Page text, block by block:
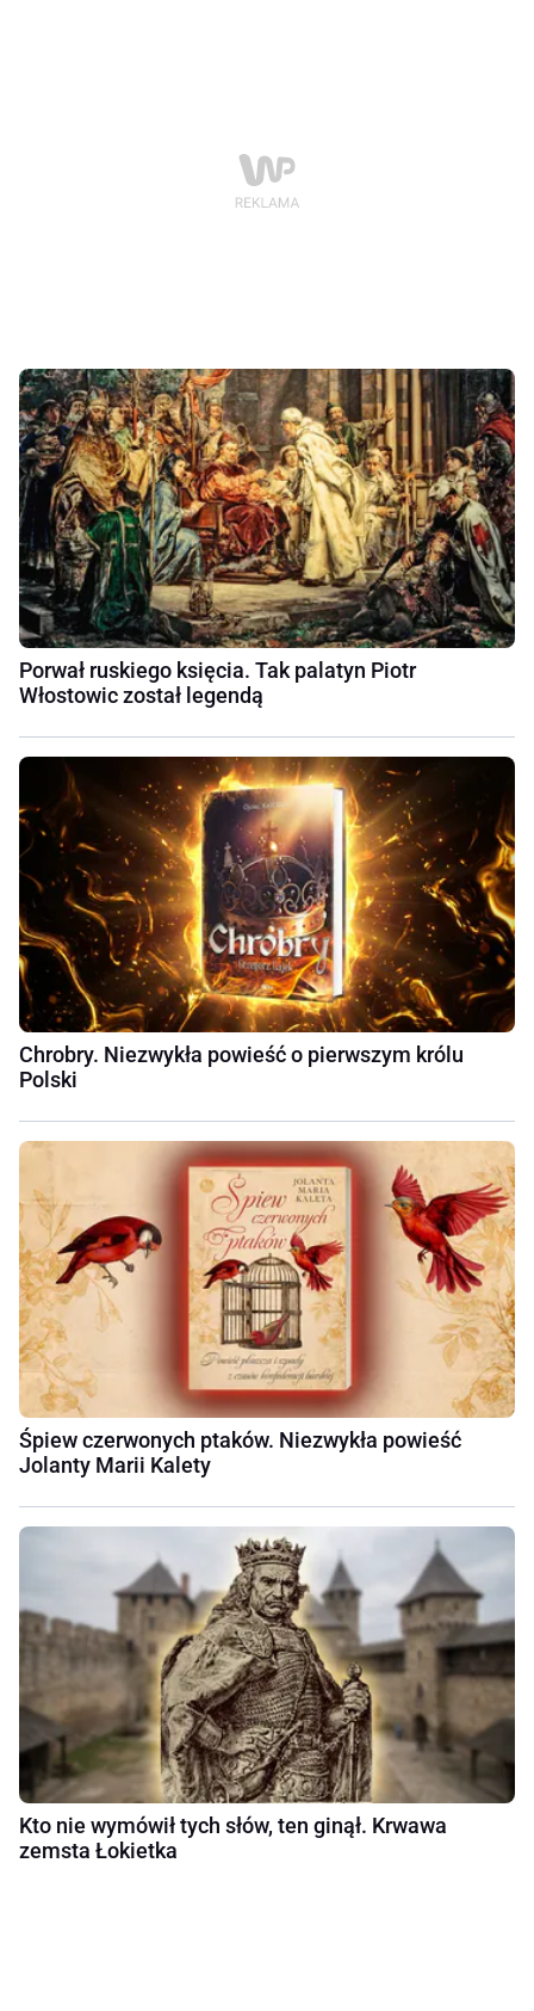
Porwał ruskiego księcia. Tak palatyn Piotr
Włostowic został legendą
Chrobry. Niezwykła powieść o pierwszym królu
Polski
Śpiew czerwonych ptaków. Niezwykła powieść
Jolanty Marii Kalety
Kto nie wymówił tych słów, ten ginął. Krwawa
zemsta Łokietka